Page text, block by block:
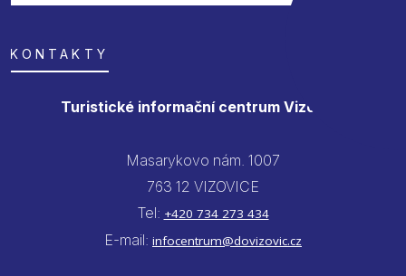
KONTAKTY
Turistické informační centrum Vizovice
Masarykovo nám. 1007
763 12 VIZOVICE
Tel: +420 734 273 434
E-mail: infocentrum@dovizovic.cz